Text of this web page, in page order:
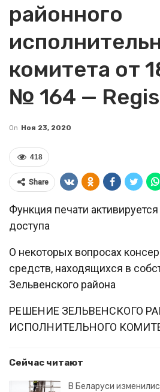
районного
комитета от
№ 164 —
On Ноя 23, 2020
418
Share
Функция печати
доступа
О некоторых вопросах
средств, находящихся в
Зельвенского района
РЕШЕНИЕ ЗЕЛЬВЕНСКОГО
ИСПОЛНИТЕЛЬНОГО
Сейчас читают
В Беларуси